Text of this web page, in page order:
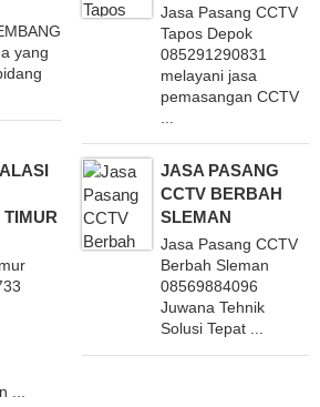
081286808787
yang
Jasa Pasang CCTV
Tapos Depok
085291290831
melayani jasa
pemasangan CCTV
...
JASA PASANG
CCTV BERBAH
SLEMAN
Jasa Pasang CCTV
Berbah Sleman
08569884096
Juwana Tehnik
Solusi Tepat ...